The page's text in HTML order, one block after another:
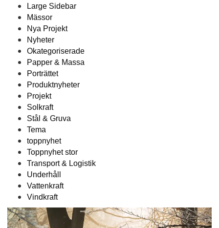
Large Sidebar
Mässor
Nya Projekt
Nyheter
Okategoriserade
Papper & Massa
Porträttet
Produktnyheter
Projekt
Solkraft
Stål & Gruva
Tema
toppnyhet
Toppnyhet stor
Transport & Logistik
Underhåll
Vattenkraft
Vindkraft